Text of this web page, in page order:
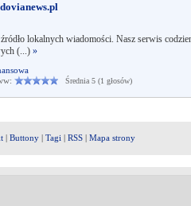
lokalnych wiadomości. Nasz serwis
(...) »
Średnia 5 (1 głosów)
| Buttony | Tagi | RSS | Mapa strony